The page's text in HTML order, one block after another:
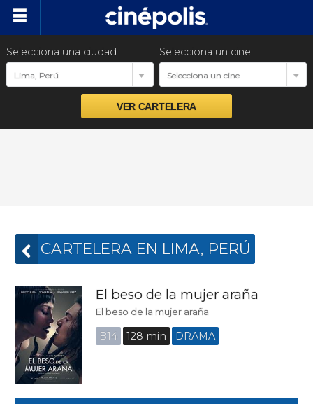
Cartelera
Próximos estrenos
Preventas
Selecciona una ciudad
Lima, Perú
Selecciona un cine
Selecciona un cine
CARTELERA EN LIMA, PERÚ
El beso de la mujer araña
El beso de la mujer araña
B14 128 min DRAMA